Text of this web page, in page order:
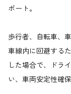
ポート。
歩行者、自転車、
車線内に回避する
した場合で、ドラ
い、車両安定性確